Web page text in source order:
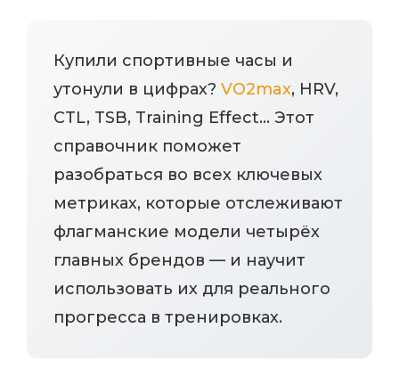
Купили спортивные часы и
утонули в цифрах? VO2max, HRV,
CTL, TSB, Training Effect... Этот
справочник поможет
разобраться во всех ключевых
метриках, которые отслеживают
флагманские модели четырёх
главных брендов — и научит
использовать их для реального
прогресса в тренировках.